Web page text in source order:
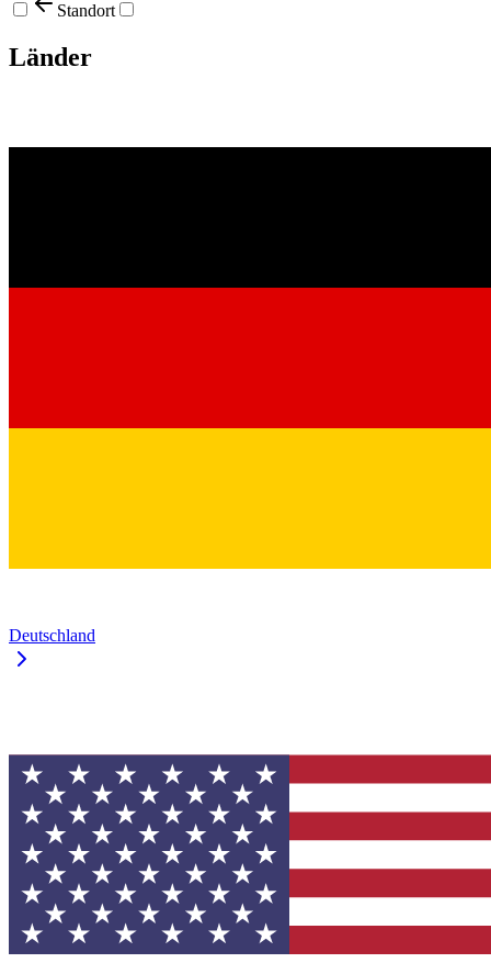
Standort
Länder
Deutschland